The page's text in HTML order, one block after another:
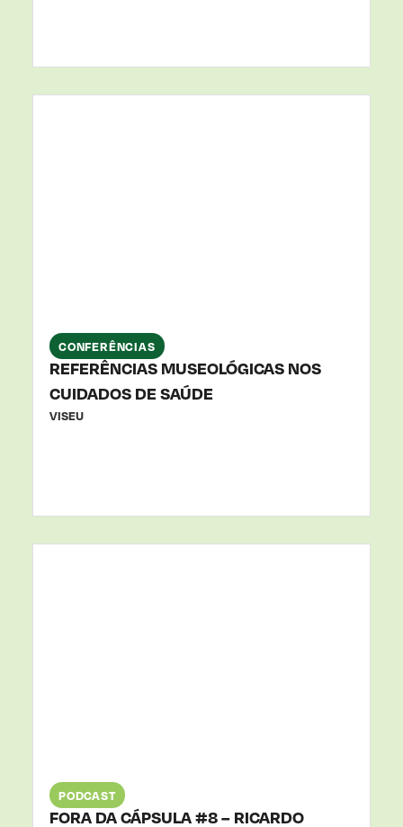
CONFERÊNCIAS
REFERÊNCIAS MUSEOLÓGICAS NOS
CUIDADOS DE SAÚDE
VISEU
PODCAST
FORA DA CÁPSULA #8 – RICARDO